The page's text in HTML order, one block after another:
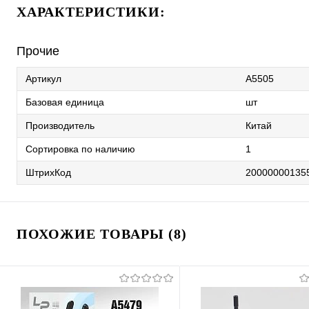
ХАРАКТЕРИСТИКИ:
Прочие
Артикул A5505
Базовая единица шт
Производитель Китай
Сортировка по наличию 1
ШтрихКод
ПОХОЖИЕ ТОВАРЫ (8)